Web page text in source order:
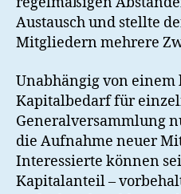
Austausch und stellte
Mitgliedern mehrere
Unabhängig von
Kapitalbedarf für
Generalversammlung
die Aufnahme neuer
Interessierte können
Kapitalanteil –